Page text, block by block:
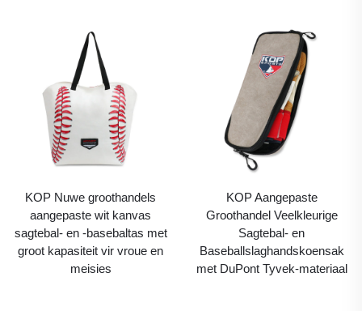
KOP Nuwe groothandels
aangepaste wit kanvas
sagtebal- en -basebaltas met
groot kapasiteit vir vroue en
meisies
KOP Aangepaste
Groothandel Veelkleurige
Sagtebal- en
Baseballslaghandskoensak
met DuPont Tyvek-materiaal